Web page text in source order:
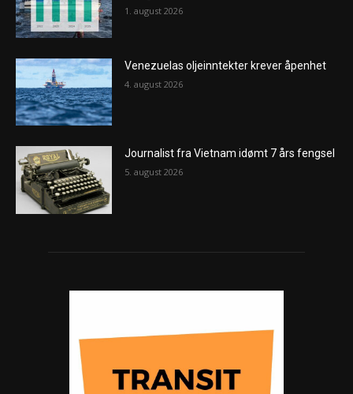
1. august 2026
Venezuelas oljeinntekter krever åpenhet
4. august 2026
Journalist fra Vietnam idømt 7 års fengsel
5. august 2026